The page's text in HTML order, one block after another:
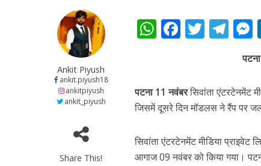
शिवानी सिंह का
Ankit Piyush
ankit.piyush18
ankitpiyush
ankit_piyush
Share This!
W
s
A
p
F
b
o
k
T
er
T
gr
a
पटना 11 नवंबरसिवांता एंटरटेनमेंट
जिसमें दूसरे दिन मॉडलस ने रैंप पर
सिवांता एंटरटेनमेंट मीडिया
आगाज 09 नवंबर को किया गया।